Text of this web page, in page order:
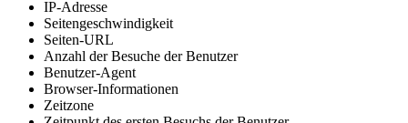
IP-Adresse
Seitengeschwindigkeit
Seiten-URL
Anzahl der Besuche der Benutzer
Benutzer-Agent
Browser-Informationen
Zeitzone